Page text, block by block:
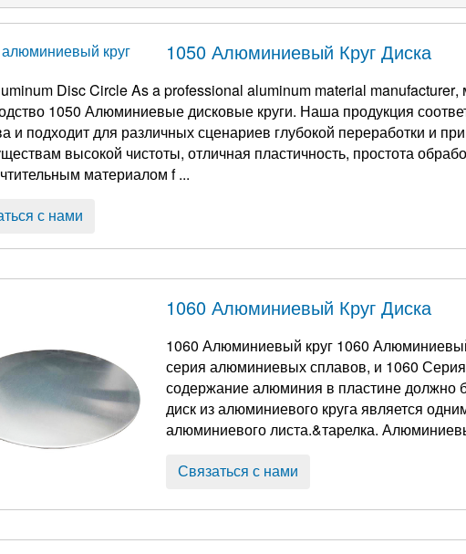
1050 Алюминиевый Круг Диска
Disc Circle As a professional aluminum material manufacturer,
1050 Алюминиевые дисковые круги. Наша продукция
и подходит для различных сценариев глубокой переработки и
высокой чистоты, отличная пластичность, простота
материалом f ...
с нами
1060 Алюминиевый Круг Диска
1060 Алюминиевый круг 1060
серия алюминиевых сплавов, и 1060
содержание алюминия в пластине должно быть
диск из алюминиевого круга является
алюминиевого листа.&тарелка.
пластина, алюминиевый диск, и алу ...
Связаться с нами